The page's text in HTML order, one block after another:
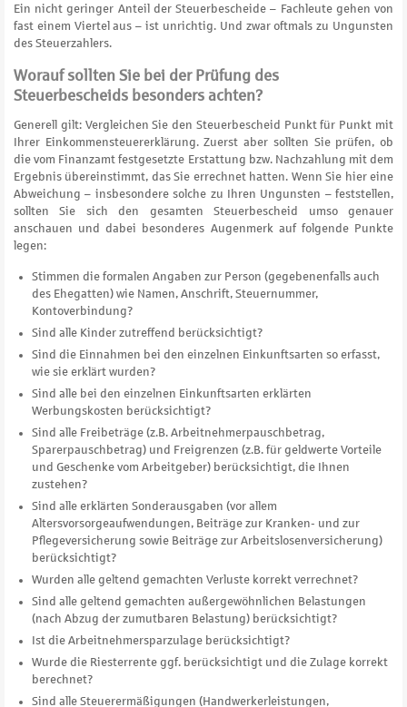
Ein nicht geringer Anteil der Steuerbescheide – Fachleute gehen von
fast einem Viertel aus – ist unrichtig. Und zwar oftmals zu Ungunsten
des Steuerzahlers.
Worauf sollten Sie bei der Prüfung des
Steuerbescheids besonders achten?
Generell gilt: Vergleichen Sie den Steuerbescheid Punkt für Punkt mit
Ihrer Einkommensteuererklärung. Zuerst aber sollten Sie prüfen, ob
die vom Finanzamt festgesetzte Erstattung bzw. Nachzahlung mit dem
Ergebnis übereinstimmt, das Sie errechnet hatten. Wenn Sie hier eine
Abweichung – insbesondere solche zu Ihren Ungunsten – feststellen,
sollten Sie sich den gesamten Steuerbescheid umso genauer
anschauen und dabei besonderes Augenmerk auf folgende Punkte
legen:
Stimmen die formalen Angaben zur Person (gegebenenfalls auch
des Ehegatten) wie Namen, Anschrift, Steuernummer,
Kontoverbindung?
Sind alle Kinder zutreffend berücksichtigt?
Sind die Einnahmen bei den einzelnen Einkunftsarten so erfasst,
wie sie erklärt wurden?
Sind alle bei den einzelnen Einkunftsarten erklärten
Werbungskosten berücksichtigt?
Sind alle Freibeträge (z.B. Arbeitnehmerpauschbetrag,
Sparerpauschbetrag) und Freigrenzen (z.B. für geldwerte Vorteile
und Geschenke vom Arbeitgeber) berücksichtigt, die Ihnen
zustehen?
Sind alle erklärten Sonderausgaben (vor allem
Altersvorsorgeaufwendungen, Beiträge zur Kranken- und zur
Pflegeversicherung sowie Beiträge zur Arbeitslosenversicherung)
berücksichtigt?
Wurden alle geltend gemachten Verluste korrekt verrechnet?
Sind alle geltend gemachten außergewöhnlichen Belastungen
(nach Abzug der zumutbaren Belastung) berücksichtigt?
Ist die Arbeitnehmersparzulage berücksichtigt?
Wurde die Riesterrente ggf. berücksichtigt und die Zulage korrekt
berechnet?
Sind alle Steuerermäßigungen (Handwerkerleistungen,